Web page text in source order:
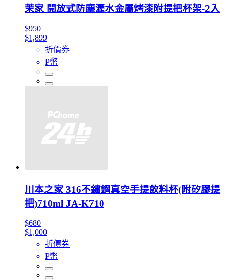
茉家 開放式防塵瀝水金屬烤漆附提把杯架-2入
$950
$1,899
折價券
P幣
川本之家 316不鏽鋼真空手提飲料杯(附矽膠提
把)710ml JA-K710
$680
$1,000
折價券
P幣